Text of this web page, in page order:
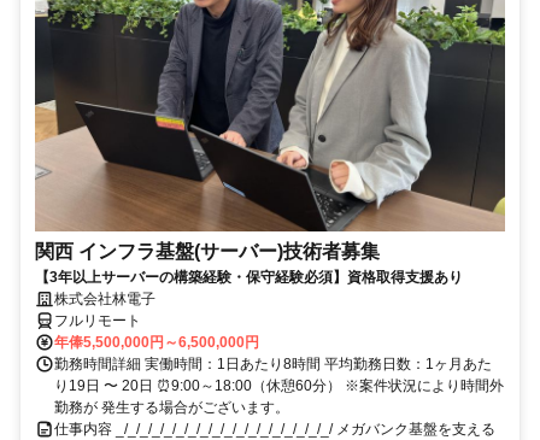
関西 インフラ基盤(サーバー)技術者募集
【3年以上サーバーの構築経験・保守経験必須】資格取得支援あり
株式会社林電子
フルリモート
年俸5,500,000円～6,500,000円
勤務時間詳細 実働時間：1日あたり8時間 平均勤務日数：1ヶ月あた
り19日 〜 20日 ⏰9:00～18:00（休憩60分） ※案件状況により時間外
勤務が 発生する場合がございます。
仕事内容 _/_/_/_/_/_/_/_/_/_/_/_/_/_/_/_/_/_/ メガバンク基盤を支える